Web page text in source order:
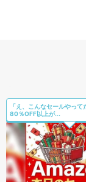
「え、こんなセールやって
80％OFF以上が...